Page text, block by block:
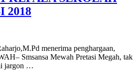
2018
menerima penghargaan,
Smsansa Mewah Pretasi Megah, tak
jargon …